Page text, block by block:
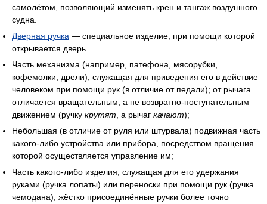
самолётом, позволяющий изменять крен и тангаж воздушного
судна.
Дверная ручка — специальное изделие, при помощи которой
открывается дверь.
Часть механизма (например, патефона, мясорубки,
кофемолки, дрели), служащая для приведения его в действие
человеком при помощи рук (в отличие от педали); от рычага
отличается вращательным, а не возвратно-поступательным
движением (ручку крутят , а рычаг качают);
Небольшая (в отличие от руля или штурвала) подвижная часть
какого-либо устройства или прибора, посредством вращения
которой осуществляется управление им;
Часть какого-либо изделия, служащая для его удержания
руками (ручка лопаты) или переноски при помощи рук (ручка
чемодана); жёстко присоединённые ручки более точно